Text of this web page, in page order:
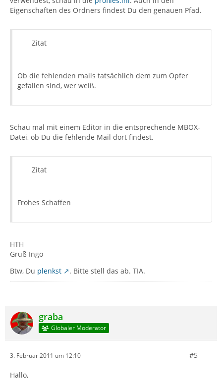
Eigenschaften des Ordners findest Du den genauen Pfad.
Zitat
Ob die fehlenden mails tatsächlich dem zum Opfer
gefallen sind, wer weiß.
Schau mal mit einem Editor in die entsprechende MBOX-
Datei, ob Du die fehlende Mail dort findest.
Zitat
Frohes Schaffen
HTH
Gruß Ingo
Btw, Du plenkst . Bitte stell das ab. TIA.
graba
Globaler Moderator
3. Februar 2011 um 12:10 #5
Hallo,